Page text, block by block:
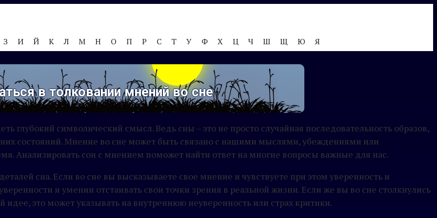
З И Й К Л М Н О П Р С Т У Ф Х Ц Ч Ш Щ Ю Я
в толковании мнений во сне
глубокий символический смысл. Ведь сны – это не просто случайная последовательность образов,
состояний. Мнение во сне может быть связано с нашими мыслями, убеждениями или
Анализировать сон с мнением поможет найти ответ на многие вопросы важные для нас.
сна. Если во сне вы высказываете свое мнение и чувствуете при этом уверенность и
и умении отстаивать свои точки зрения в реальной жизни. Если же вы во сне столкнулись
это может указывать на внутреннюю неуверенность или страх критики.